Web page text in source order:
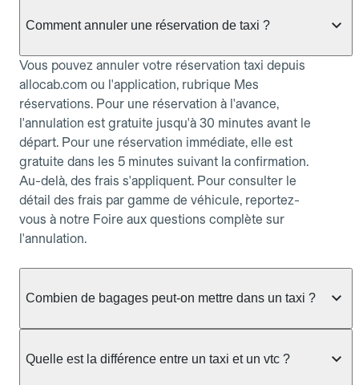
Comment annuler une réservation de taxi ?
Vous pouvez annuler votre réservation taxi depuis
allocab.com ou l'application, rubrique Mes
réservations. Pour une réservation à l'avance,
l'annulation est gratuite jusqu'à 30 minutes avant le
départ. Pour une réservation immédiate, elle est
gratuite dans les 5 minutes suivant la confirmation.
Au-delà, des frais s'appliquent. Pour consulter le
détail des frais par gamme de véhicule, reportez-
vous à notre Foire aux questions complète sur
l'annulation.
Combien de bagages peut-on mettre dans un taxi ?
taxi berline accueille en général jusqu'à 3 bagages
Quelle est la différence entre un taxi et un vtc ?